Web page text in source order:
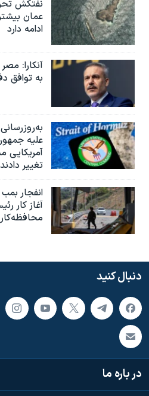
نفتکش
عمان
ادامه دارد
آنکارا:
به توافق
علیه
تغییر دادند
انفجار
آغاز کار
دنبال کنید
در باره ما